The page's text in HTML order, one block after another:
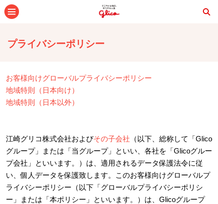
プライバシーポリシー
お客様向けグローバルプライバシーポリシー
地域特則（日本向け）
地域特則（日本以外）
江崎グリコ株式会社およびその子会社 （以下、総称して「Glico
グループ」または「当グループ」といい、各社を「Glicoグルー
プ会社」といいます。）は、適用されるデータ保護法令に従
い、個人データを保護致します。このお客様向けグローバルプ
ライバシーポリシー（以下「グローバルプライバシーポリシ
ー」または「本ポリシー」といいます。）は、Glicoグループ